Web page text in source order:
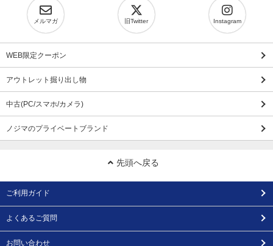
メルマガ 旧Twitter Instagram
WEB限定クーポン
アウトレット掘り出し物
中古(PC/スマホ/カメラ)
ノジマのプライベートブランド
先頭へ戻る
ご利用ガイド
よくあるご質問
お問い合わせ